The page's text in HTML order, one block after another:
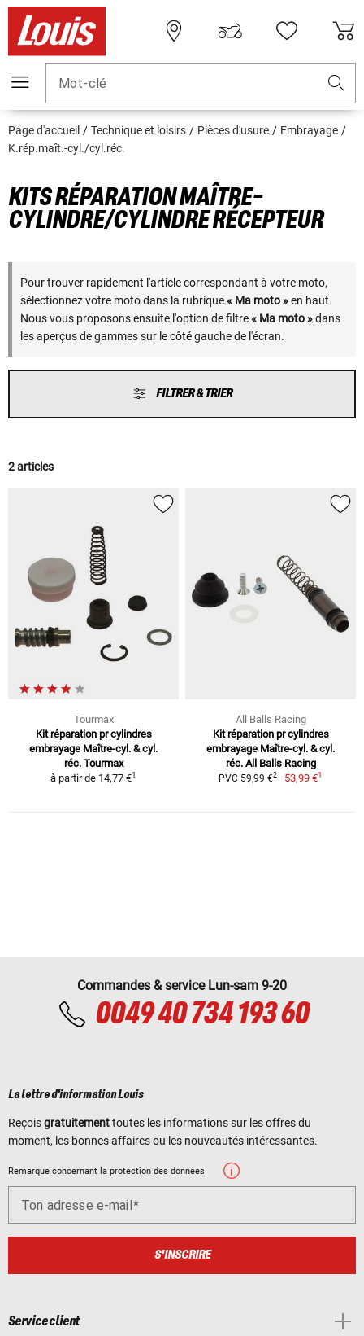
Mot-clé
Page d'accueil Technique et loisirs Pièces d'usure
Embrayage
K.rép.maît.-cyl./cyl.réc.
KITS RÉPARATION MAÎTRE-
CYLINDRE/CYLINDRE RÉCEPTEUR
Pour trouver rapidement l'article correspondant à votre moto,
sélectionnez votre moto dans la rubrique« Ma moto »en haut.
Nous vous proposons ensuite l'option de filtre« Ma moto »dans
les aperçus de gammes sur le côté gauche de l'écran.
FILTRER & TRIER
2 articles
Tourmax
Kit réparation pr cylindres
embrayage Maître-cyl. & cyl.
réc. Tourmax
à partir de 14,77 €1
All Balls Racing
Kit réparation pr cylindres
embrayage Maître-cyl. & cyl.
réc. All Balls Racing
PVC 59,99 €2 53,99 €1
Commandes & service Lun-sam 9-20
0049 40 734 193 60
La lettre d'information Louis
Reçoisgratuitementtoutes les informations sur les offres du
moment, les bonnes affaires ou les nouveautés intéressantes.
Remarque concernant la protection des données
Ton adresse e-mail
S'INSCRIRE
Service client